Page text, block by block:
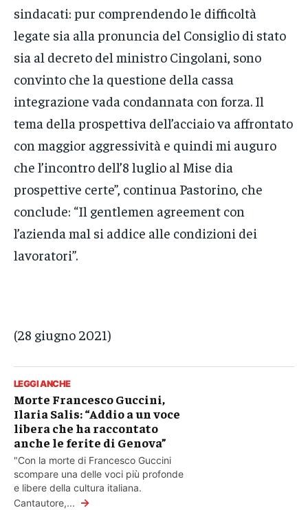
sindacati: pur comprendendo le difficoltà
legate sia alla pronuncia del Consiglio di stato
sia al decreto del ministro Cingolani, sono
convinto che la questione della cassa
integrazione vada condannata con forza. Il
tema della prospettiva dell’acciaio va affrontato
con maggior aggressività e quindi mi auguro
che l’incontro dell’8 luglio al Mise dia
prospettive certe”, continua Pastorino, che
conclude: “Il gentlemen agreement con
l’azienda mal si addice alle condizioni dei
lavoratori”.
(28 giugno 2021)
LEGGI ANCHE
Morte Francesco Guccini,
Ilaria Salis: “Addio a un voce
libera che ha raccontato
anche le ferite di Genova”
"Con la morte di Francesco Guccini
scompare una delle voci più profonde
e libere della cultura italiana.
Cantautore,... →